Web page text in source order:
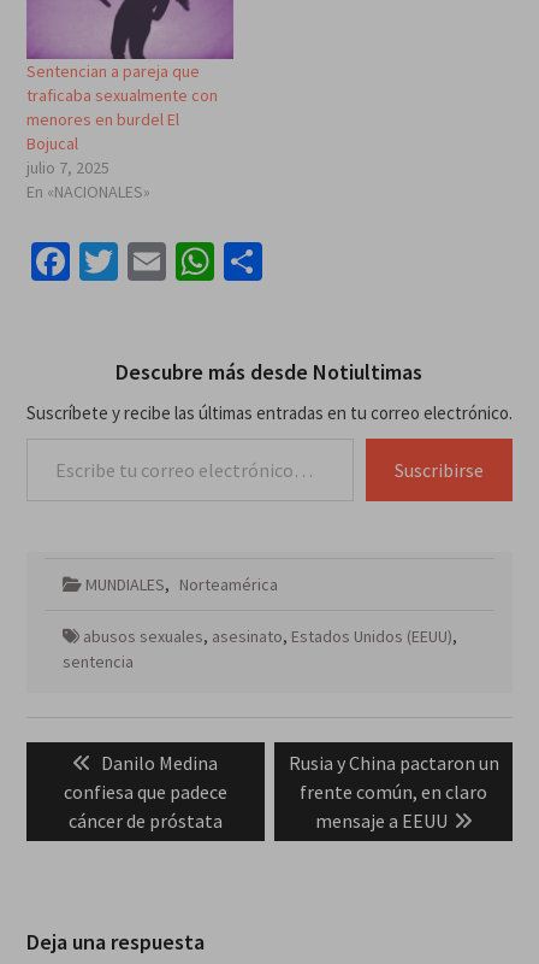
Sentencian a pareja que
traficaba sexualmente con
menores en burdel El
Bojucal
julio 7, 2025
En «NACIONALES»
Facebook
Twitter
EmailWhatsApp
Compartir
Descubre más desde Notiultimas
Suscríbete y recibe las últimas entradas en tu correo electrónico.
Suscribirse
MUNDIALES, Norteamérica
abusos sexuales, asesinato, Estados Unidos (EEUU),
sentencia
entradas
Previous
post:
Danilo Medina
confiesa que padece
cáncer de próstata
Next
post:
Rusia y China pactaron un
frente común, en claro
mensaje a EEUU
Deja una respuesta